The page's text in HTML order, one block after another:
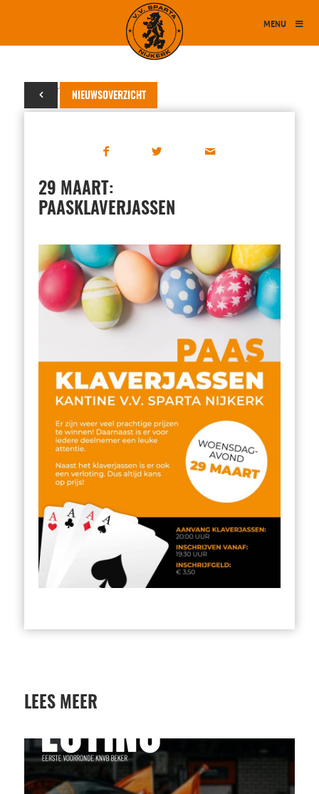
MENU
NIEUWSOVERZICHT
15 maart 2023
29 MAART:
PAASKLAVERJASSEN
LEES MEER